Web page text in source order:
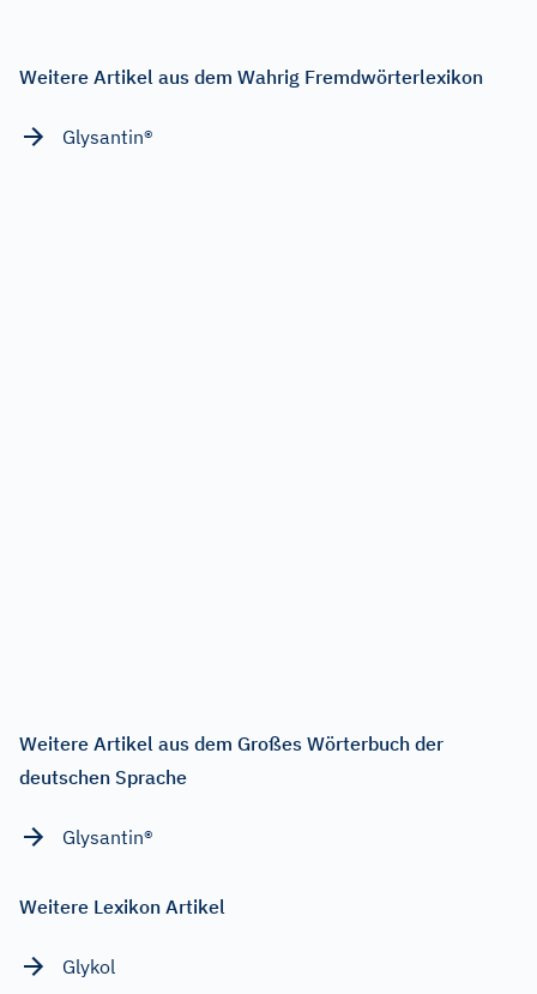
Weitere Artikel aus dem Wahrig Fremdwörterlexikon
Glysantin®
Weitere Artikel aus dem Großes Wörterbuch der
deutschen Sprache
Glysantin®
Weitere Lexikon Artikel
Glykol